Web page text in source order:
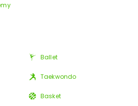
Ballet
Taekwondo
Basket